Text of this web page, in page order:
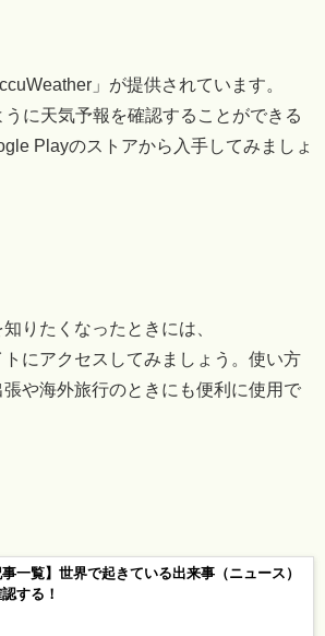
」が提供されています。
に天気予報を確認することができる
Playのストアから入手してみましょ
りたくなったときには、
にアクセスしてみましょう。使い方
や海外旅行のときにも便利に使用で
事一覧】世界で起きている出来事（ニュース）
する！